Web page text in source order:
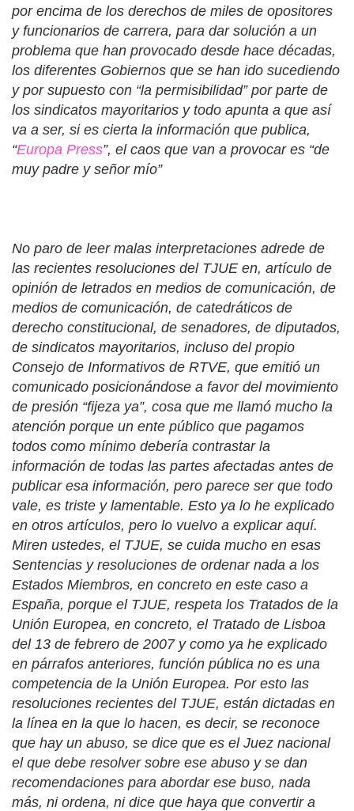
por encima de los derechos de miles de opositores
y funcionarios de carrera, para dar solución a un
problema que han provocado desde hace décadas,
los diferentes Gobiernos que se han ido sucediendo
y por supuesto con “la permisibilidad” por parte de
los sindicatos mayoritarios y todo apunta a que así
va a ser, si es cierta la información que publica,
“Europa Press”, el caos que van a provocar es “de
muy padre y señor mío”
No paro de leer malas interpretaciones adrede de
las recientes resoluciones del TJUE en, artículo de
opinión de letrados en medios de comunicación, de
medios de comunicación, de catedráticos de
derecho constitucional, de senadores, de diputados,
de sindicatos mayoritarios, incluso del propio
Consejo de Informativos de RTVE, que emitió un
comunicado posicionándose a favor del movimiento
de presión “fijeza ya”, cosa que me llamó mucho la
atención porque un ente público que pagamos
todos como mínimo debería contrastar la
información de todas las partes afectadas antes de
publicar esa información, pero parece ser que todo
vale, es triste y lamentable. Esto ya lo he explicado
en otros artículos, pero lo vuelvo a explicar aquí.
Miren ustedes, el TJUE, se cuida mucho en esas
Sentencias y resoluciones de ordenar nada a los
Estados Miembros, en concreto en este caso a
España, porque el TJUE, respeta los Tratados de la
Unión Europea, en concreto, el Tratado de Lisboa
del 13 de febrero de 2007 y como ya he explicado
en párrafos anteriores, función pública no es una
competencia de la Unión Europea. Por esto las
resoluciones recientes del TJUE, están dictadas en
la línea en la que lo hacen, es decir, se reconoce
que hay un abuso, se dice que es el Juez nacional
el que debe resolver sobre ese abuso y se dan
recomendaciones para abordar ese buso, nada
más, ni ordena, ni dice que haya que convertir a